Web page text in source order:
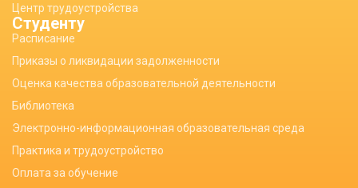
Центр трудоустройства
Студенту
Расписание
Приказы о ликвидации задолженности
Оценка качества образовательной деятельности
Библиотека
Электронно-информационная образовательная среда
Практика и трудоустройство
Оплата за обучение